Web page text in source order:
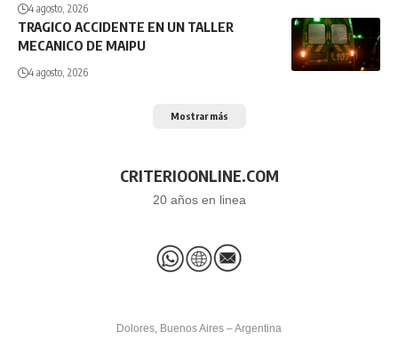
4 agosto, 2026
TRAGICO ACCIDENTE EN UN TALLER
MECANICO DE MAIPU
4 agosto, 2026
Mostrar más
CRITERIOONLINE.COM
20 años en linea
Dolores, Buenos Aires – Argentina